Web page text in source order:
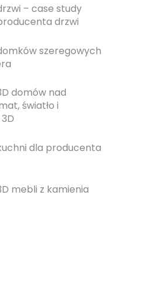
– case study
drzwi
szeregowych
domów nad
światło i
dla producenta
mebli z kamienia